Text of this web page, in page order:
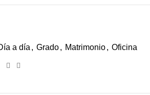
a día , Grado, Matrimonio, Oficina